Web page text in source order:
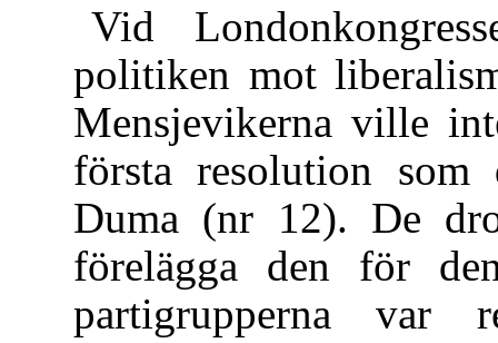
Vid
politiken mot
Mensjevikerna ville
första resolution
Duma (nr 12). De
förelägga den för
partigrupperna var